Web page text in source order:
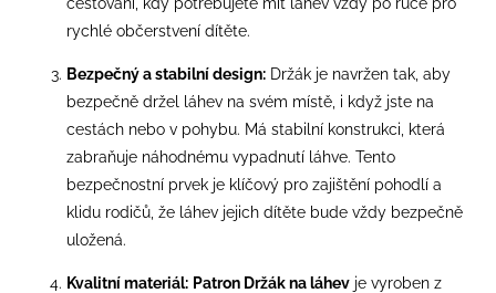
rychlé občerstvení dítěte.
Bezpečný a stabilní design: Držák je navržen tak, aby
bezpečně držel láhev na svém místě, i když jste na
cestách nebo v pohybu. Má stabilní konstrukci, která
zabraňuje náhodnému vypadnutí láhve. Tento
bezpečnostní prvek je klíčový pro zajištění pohodlí a
klidu rodičů, že láhev jejich dítěte bude vždy bezpečně
uložená.
Kvalitní materiál: Patron Držák na láhev je vyroben z